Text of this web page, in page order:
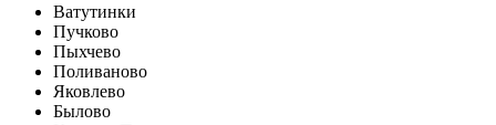
Ватутинки
Пучково
Пыхчево
Поливаново
Яковлево
Былово